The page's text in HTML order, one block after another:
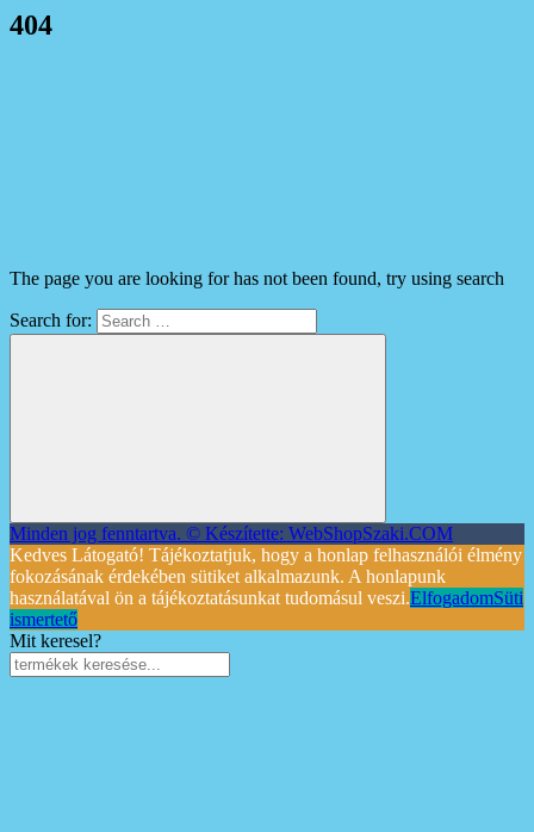
404
The page you are looking for has not been found, try using search
Search for:
Minden jog fenntartva. © Készítette: WebShopSzaki.COM
Kedves Látogató! Tájékoztatjuk, hogy a honlap felhasználói élmény
fokozásának érdekében sütiket alkalmazunk. A honlapunk
használatával ön a tájékoztatásunkat tudomásul veszi.ElfogadomSüti
ismertető
Mit keresel?